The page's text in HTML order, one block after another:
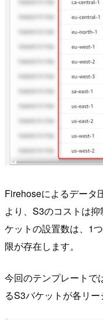
Firehoseによるデータ
より、S3のコストは
ケットの設置数は、1
限が存在します。
今回のテンプレートで
るS3バケットが各リー